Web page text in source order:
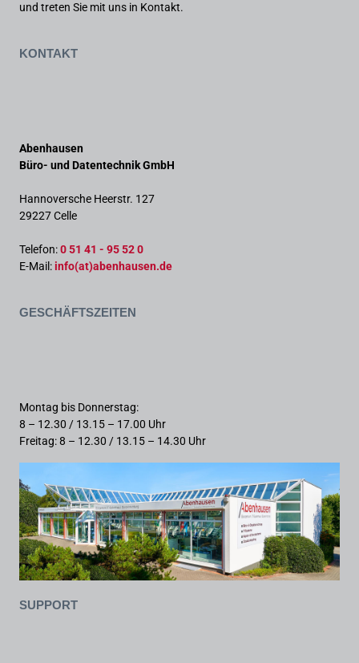
und treten Sie mit uns in Kontakt.
Kontakt
Abenhausen
Büro- und Datentechnik GmbH
Hannoversche Heerstr. 127
29227 Celle
Telefon:0 51 41 - 95 52 0
E-Mail:info(at)abenhausen.de
Geschäftszeiten
Montag bis Donnerstag:
8 – 12.30 / 13.15 – 17.00 Uhr
Freitag: 8 – 12.30 / 13.15 – 14.30 Uhr
Support